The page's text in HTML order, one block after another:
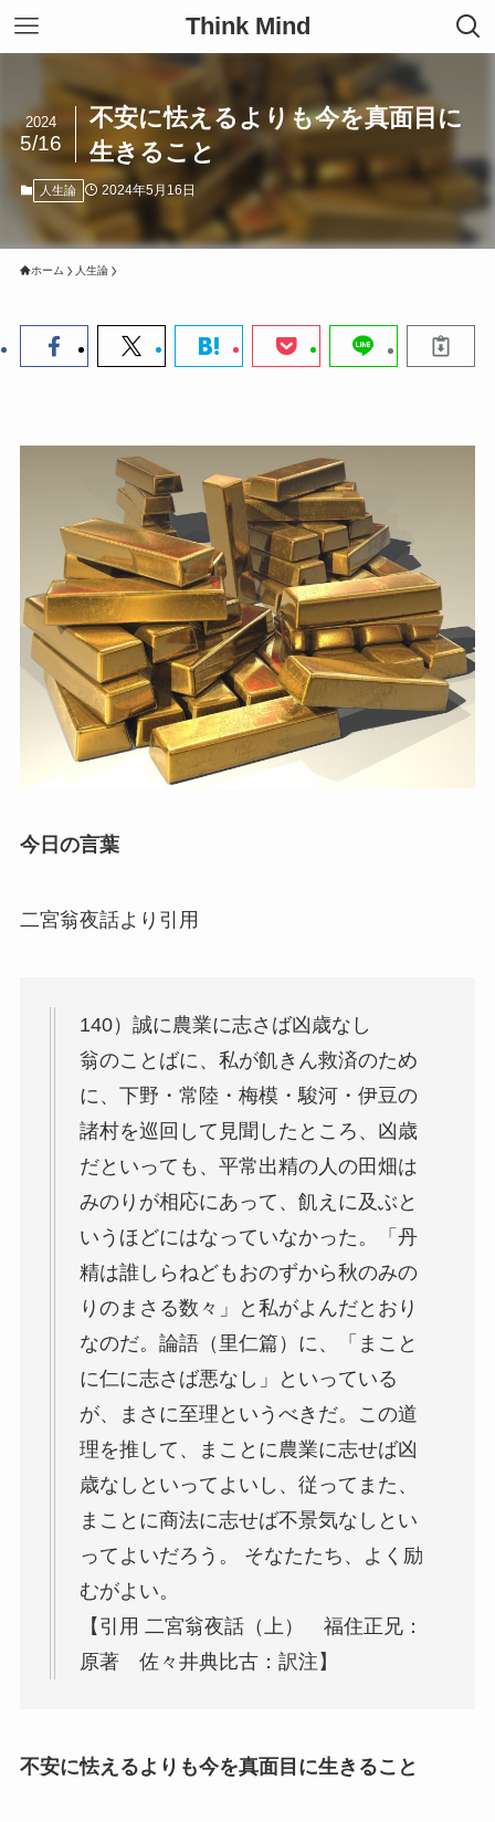
Think Mind
不安に怯えるよりも今を真面目に
生きること
2024
5/16
人生論 2024年5月16日
ホーム 人生論
今日の言葉
二宮翁夜話より引用
140）誠に農業に志さば凶歳なし
翁のことばに、私が飢きん救済のため
に、下野・常陸・梅模・駿河・伊豆の
諸村を巡回して見聞したところ、凶歳
だといっても、平常出精の人の田畑は
みのりが相応にあって、飢えに及ぶと
いうほどにはなっていなかった。「丹
精は誰しらねどもおのずから秋のみの
りのまさる数々」と私がよんだとおり
なのだ。論語（里仁篇）に、「まこと
に仁に志さば悪なし」といっている
が、まさに至理というべきだ。この道
理を推して、まことに農業に志せば凶
歳なしといってよいし、従ってまた、
まことに商法に志せば不景気なしとい
ってよいだろう。 そなたたち、よく励
むがよい。
【引用 二宮翁夜話（上） 福住正兄：
原著 佐々井典比古：訳注】
不安に怯えるよりも今を真面目に生きること